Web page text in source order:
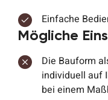
Einfache
Mögliche
Die Bauform
individuell auf
bei einem